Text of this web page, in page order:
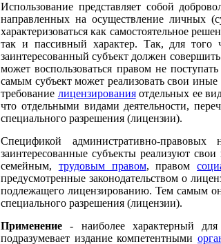
Использование представляет собой
направленных на осуществление личных
характеризоваться как самостоятельное
так и пассивный характер. Так, для того
заинтересованный субъект должен
может воспользоваться правом не
самым субъект может реализовать свои
требование лицензированияотдельных ее
что отдельными видами деятельности,
специального разрешения (лицензии).
Спецификой административно-
заинтересованные субъекты реализуют
семейным, трудовым правом, правом
предусмотренные законодательством о
подлежащего лицензированию. Тем самым он
специального разрешения (лицензии).
Применение - наиболее характерный
подразумевает издание компетентными